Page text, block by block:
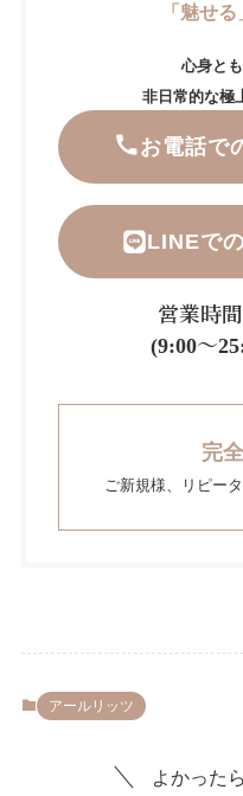
「魅せ
心身と
非日常的な極
お電話で
LINEで
営業時
(9:00～
完
ご新規様、リピー
アールリッツ
よかった